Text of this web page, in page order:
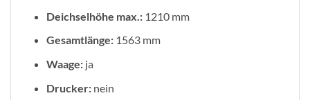
Deichselhöhe max.:1210 mm
Gesamtlänge:1563 mm
Waage:ja
Drucker:nein